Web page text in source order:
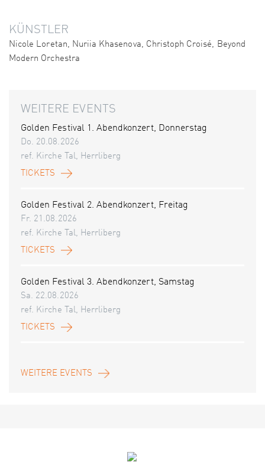
KÜNSTLER
Nicole Loretan, Nuriia Khasenova, Christoph Croisé, Beyond
Modern Orchestra
WEITERE EVENTS
Golden Festival 1. Abendkonzert, Donnerstag
Do. 20.08.2026
ref. Kirche Tal, Herrliberg
TICKETS
Golden Festival 2. Abendkonzert, Freitag
Fr. 21.08.2026
ref. Kirche Tal, Herrliberg
TICKETS
Golden Festival 3. Abendkonzert, Samstag
Sa. 22.08.2026
ref. Kirche Tal, Herrliberg
TICKETS
WEITERE EVENTS